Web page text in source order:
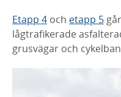
Etapp 4 och etapp 5
lågtrafikerade
grusvägar och